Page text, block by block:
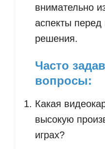
внимательно
аспекты перед
решения.
Часто
вопросы:
Какая
высокую
играх?